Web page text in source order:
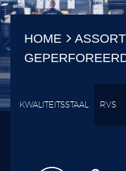
HOME
KWALITEITSSTAAL RVS